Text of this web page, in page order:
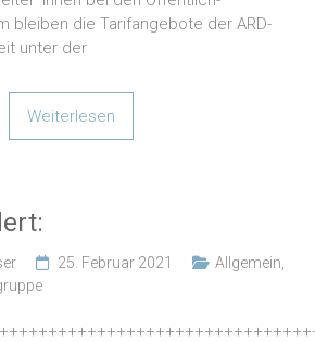
bleiben die Tarifangebote der ARD-
unter der
Weiterlesen
25. Februar 2021 Allgemein